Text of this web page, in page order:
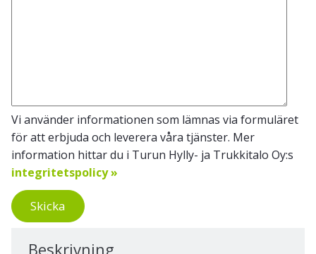
Vi använder informationen som lämnas via formuläret
för att erbjuda och leverera våra tjänster. Mer
information hittar du i Turun Hylly- ja Trukkitalo Oy:s
integritetspolicy »
Skicka
Beskrivning